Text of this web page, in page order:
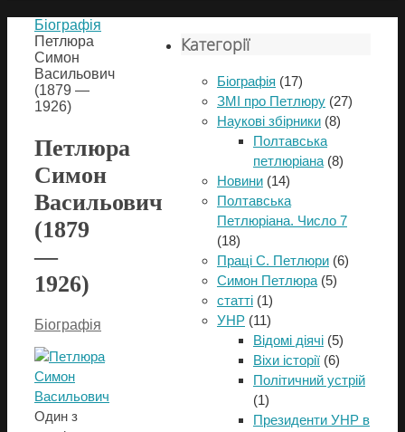
Біографія
Петлюра
Симон
Васильович
(1879 —
1926)
Петлюра
Симон
Васильович
(1879
—
1926)
Біографія
Один з
Категорії
Біографія (17)
ЗМІ про Петлюру (27)
Наукові збірники (8)
Полтавська
петлюріана (8)
Новини (14)
Полтавська
Петлюріана. Число 7
(18)
Праці С. Петлюри (6)
Симон Петлюра (5)
статті (1)
УНР (11)
Відомі діячі (5)
Віхи історії (6)
Політичний устрій
(1)
Президенти УНР в